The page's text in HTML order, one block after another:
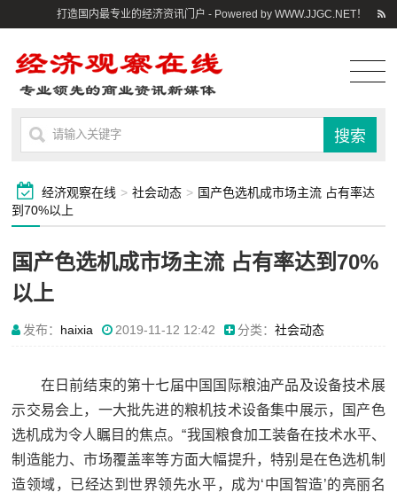
打造国内最专业的经济资讯门户 - Powered by WWW.JJGC.NET！
经济观察在线 > 社会动态 > 国产色选机成市场主流 占有率达
到70%以上
国产色选机成市场主流 占有率达到70%
以上
发布： haixia 2019-11-12 12:42 分类：社会动态
在日前结束的第十七届中国国际粮油产品及设备技术展
示交易会上，一大批先进的粮机技术设备集中展示，国产色
选机成为令人瞩目的焦点。“我国粮食加工装备在技术水平、
制造能力、市场覆盖率等方面大幅提升，特别是在色选机制
造领域，已经达到世界领先水平，成为‘中国智造’的亮丽名